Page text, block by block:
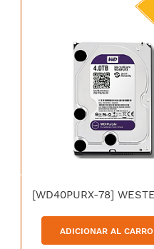
ADICIONAR AL CARRO